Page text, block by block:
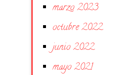
marzo 2023
octubre 2022
junio 2022
mayo 2021